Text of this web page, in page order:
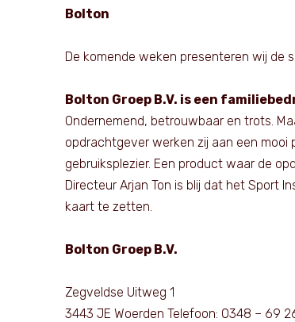
Bolton
De komende weken presenteren wij de
Bolton Groep B.V. is een
Ondernemend, betrouwbaar en trots.
opdrachtgever werken zij aan een
gebruiksplezier. Een product waar de
Directeur Arjan Ton is blij dat het Sport
kaart te zetten.
Bolton Groep B.V.
Zegveldse Uitweg 1
3443 JE Woerden Telefoon: 0348 – 69